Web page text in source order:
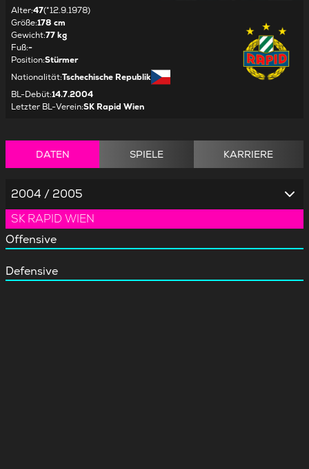
Alter:47(*12.9.1978)
Größe:178 cm
Gewicht:77 kg
Fuß:-
Position:Stürmer
Nationalität:Tschechische Republik
BL-Debüt:14.7.2004
Letzter BL-Verein:SK Rapid Wien
DATEN SPIELE KARRIERE
2004 / 2005
SK RAPID WIEN
Offensive
Defensive